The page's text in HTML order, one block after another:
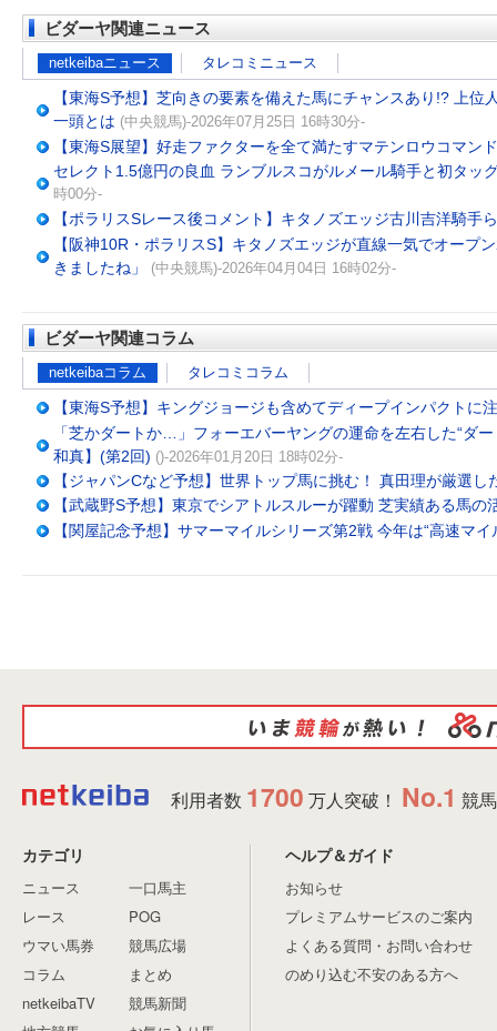
ビダーヤ関連ニュース
netkeibaニュース タレコミニュース
【東海S予想】芝向きの要素を備えた馬にチャンスあり!? 上
一頭とは (中央競馬)-2026年07月25日 16時30分-
【東海S展望】好走ファクターを全て満たすマテンロウコマン
セレクト1.5億円の良血 ランブルスコがルメール騎手と初タッ
時00分-
【ポラリスSレース後コメント】キタノズエッジ古川吉洋騎手ら
【阪神10R・ポラリスS】キタノズエッジが直線一気でオー
きましたね」
(中央競馬)-2026年04月04日 16時02分-
ビダーヤ関連コラム
netkeibaコラム タレコミコラム
【東海S予想】キングジョージも含めてディープインパクトに
「芝かダートか…」フォーエバーヤングの運命を左右した“ダ
和真】(第2回) ()-2026年01月20日 18時02分-
【ジャパンCなど予想】世界トップ馬に挑む！ 真田理が厳選し
【武蔵野S予想】東京でシアトルスルーが躍動 芝実績ある馬の
【関屋記念予想】サマーマイルシリーズ第2戦 今年は“高速マイ
利用者数 1700 万人突破！ No.1 競
カテゴリ
ニュース
レース
ウマい馬券
コラム
netkeibaTV
一口馬主
POG
競馬広場
まとめ
競馬新聞
ヘルプ＆ガイド
お知らせ
プレミアムサービスのご案内
よくある質問・お問い合わせ
のめり込む不安のある方へ